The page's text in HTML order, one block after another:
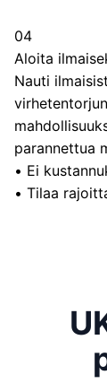
04
Aloita
Nauti
parannettua
• Ei
• Tilaa